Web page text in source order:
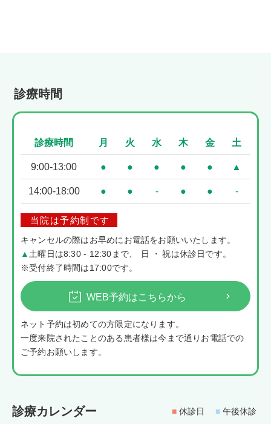
診療時間
診療時間 月 火 水 木 金 土
9:00-13:00 ● ● ● ● ● ▲
14:00-18:00 ● ● - ● ● -
当院は予約制です
キャンセルの際はお早めにお電話をお願いいたします。
▲ 土曜日は8:30 - 12:30まで 日・祝は休診日です。
※受付終了時間は17:00です。
WEB予約はこちらから
ネット予約は初めての方限定になります。
一度来院されたことのある患者様は今まで通りお電話での
ご予約お願いします。
診療カレンダー ■ 休診日 ■ 午後休診